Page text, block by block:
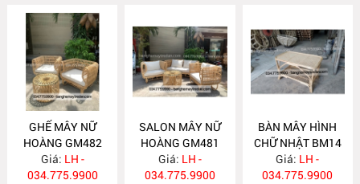
GHẾ MÂY NỮ
HOÀNG GM482
Giá: LH -
034.775.9900
SALON MÂY NỮ
HOÀNG GM481
Giá: LH -
034.775.9900
BÀN MÂY HÌNH
CHỮ NHẬT BM14
Giá: LH -
034.775.9900